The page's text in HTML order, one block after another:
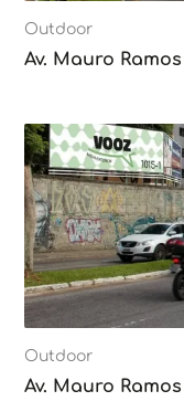
Outdoor
Av. Mauro
Outdoor
Av. Mauro